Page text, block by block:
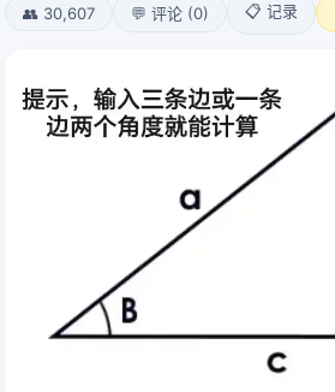
👥 30,607 💬 评论 (0) 📋 记录